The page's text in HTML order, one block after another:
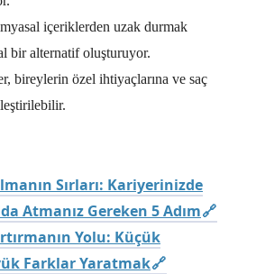
içeriklerden uzak durmak
bir alternatif oluşturuyor.
bireylerin özel ihtiyaçlarına ve saç
Sırları: Kariyerinizde
Atmanız Gereken 5 Adım
Yolu: Küçük
Farklar Yaratmak